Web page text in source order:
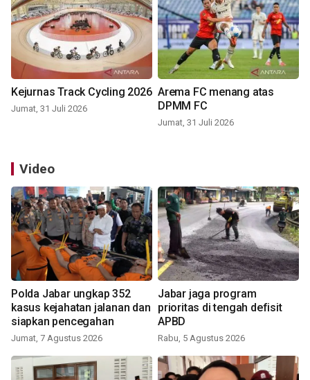
Kejurnas Track Cycling 2026
Jumat, 31 Juli 2026
Arema FC menang atas
DPMM FC
Jumat, 31 Juli 2026
Video
Polda Jabar ungkap 352
kasus kejahatan jalanan dan
siapkan pencegahan
Jumat, 7 Agustus 2026
Jabar jaga program
prioritas di tengah defisit
APBD
Rabu, 5 Agustus 2026